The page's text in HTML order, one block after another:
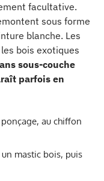
facultative.
sous forme
blanche. Les
bois exotiques
sous-couche
parfois en
au chiffon
un mastic bois, puis